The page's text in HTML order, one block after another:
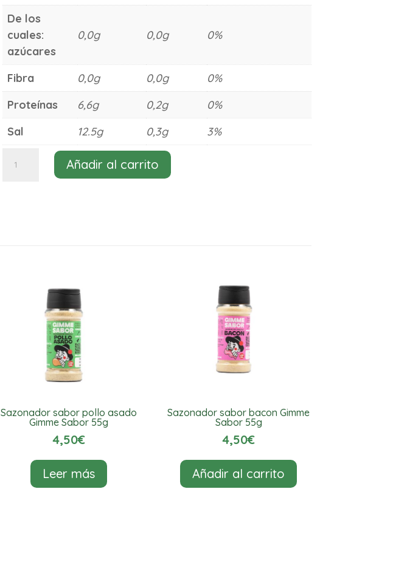
De los
cuales:
azúcares
0,0g 0,0g 0%
Fibra 0,0g 0,0g
0%
Proteínas
6,6g 0,2g
0%
Sal
12.5g 0,3g
3%
Sazonador
Añadir al carrito
Sazonador sabor pollo asado
Gimme Sabor 55g
4,50€
Leer más
Sazonador sabor bacon Gimme
Sabor 55g
4,50€
Añadir al carrito